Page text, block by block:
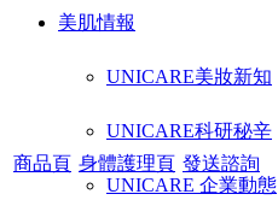
美肌情報
UNICARE美妝新知
UNICARE科研秘辛
UNICARE 企業動態
商品頁 身體護理頁 發送諮詢